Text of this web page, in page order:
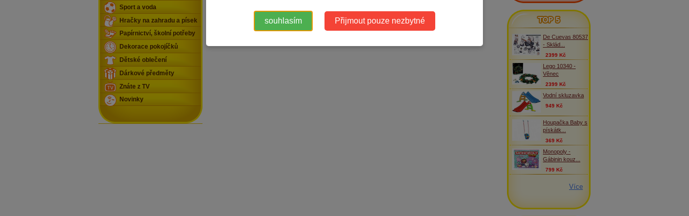
Sport a voda
Hračky na zahradu a písek
Papírnictví, školní potřeby
Dekorace pokojíčků
Dětské oblečení
Dárkové předměty
Znáte z TV
Novinky
TOP 5
De Cuevas 80537
- Sklád...
2399 Kč
Lego 10340 -
Věnec
2399 Kč
Vodní skluzavka
949 Kč
Houpačka Baby s
pískátk...
369 Kč
Monopoly -
Gábinin kouz...
799 Kč
Více
souhlasím Přijmout pouze nezbytné